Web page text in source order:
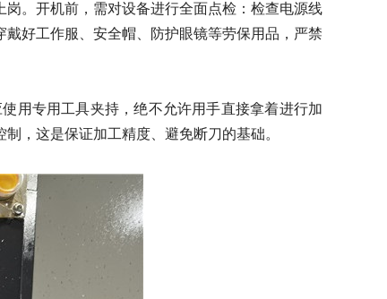
。开机前，需对设备进行全面点检：检查电源线
好工作服、安全帽、防护眼镜等劳保用品，严禁
用专用工具夹持，绝不允许用手直接拿着进行加
，这是保证加工精度、避免断刀的基础。